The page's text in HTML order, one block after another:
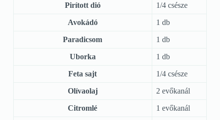
Pirított dió 1/4 csésze
Avokádó 1 db
Paradicsom 1 db
Uborka 1 db
Feta sajt 1/4 csésze
Olívaolaj 2 evőkanál
Citromlé 1 evőkanál